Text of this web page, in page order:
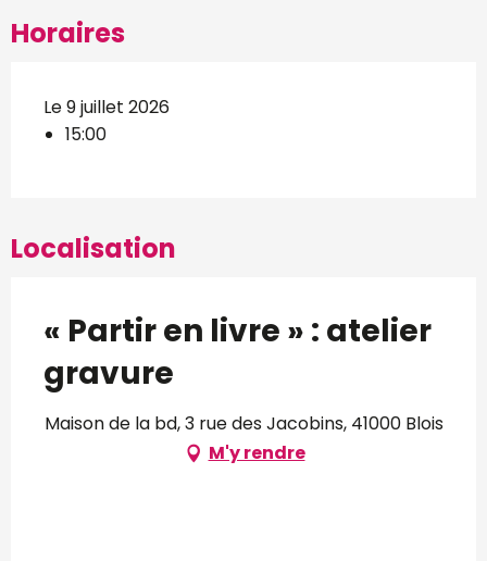
Horaires
Le 9 juillet 2026
15:00
Localisation
« Partir en livre » : atelier
gravure
Maison de la bd, 3 rue des Jacobins, 41000 Blois
M'y rendre